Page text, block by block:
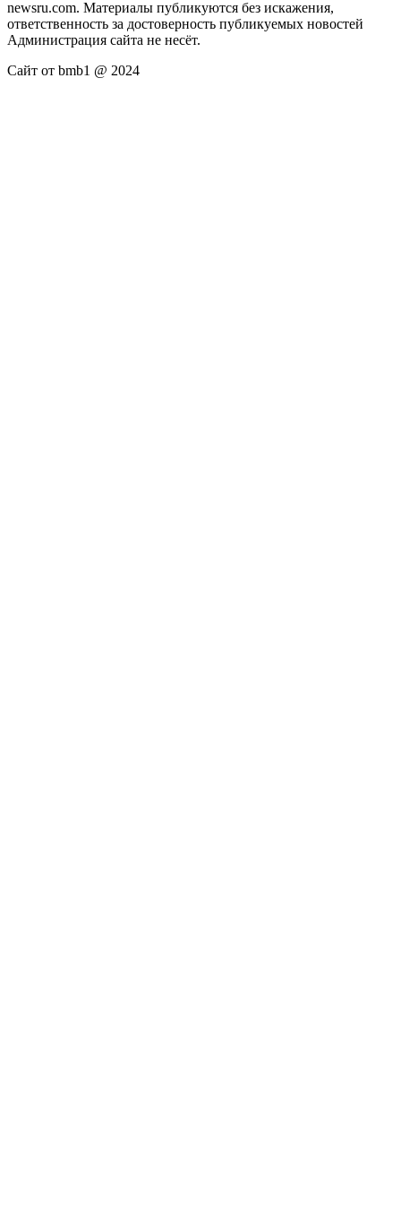
newsru.com. Материалы публикуются без искажения,
ответственность за достоверность публикуемых новостей
Администрация сайта не несёт.
Сайт от bmb1 @ 2024